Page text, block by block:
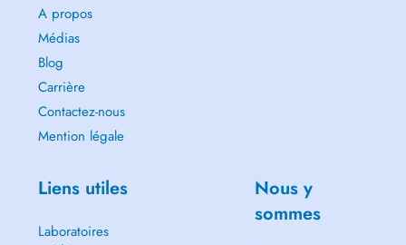
A propos
Médias
Blog
Carrière
Contactez-nous
Mention légale
Liens utiles
Laboratoires
Nous y
sommes